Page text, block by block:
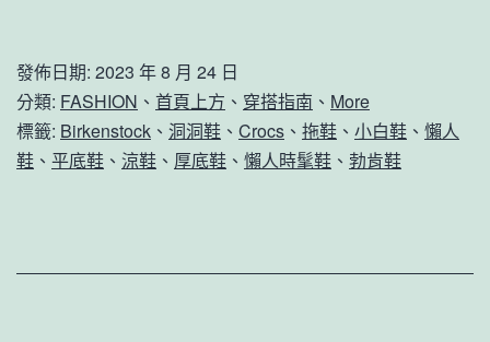
發佈日期: 2023 年 8 月 24 日
分類: FASHION 、 首頁上方 、 穿搭指南 、 More
標籤: Birkenstock 、 洞洞鞋 、 Crocs 、 拖鞋 、 小白鞋 、 懶人
鞋 、 平底鞋 、 涼鞋 、 厚底鞋 、 懶人時髦鞋 、 勃肯鞋